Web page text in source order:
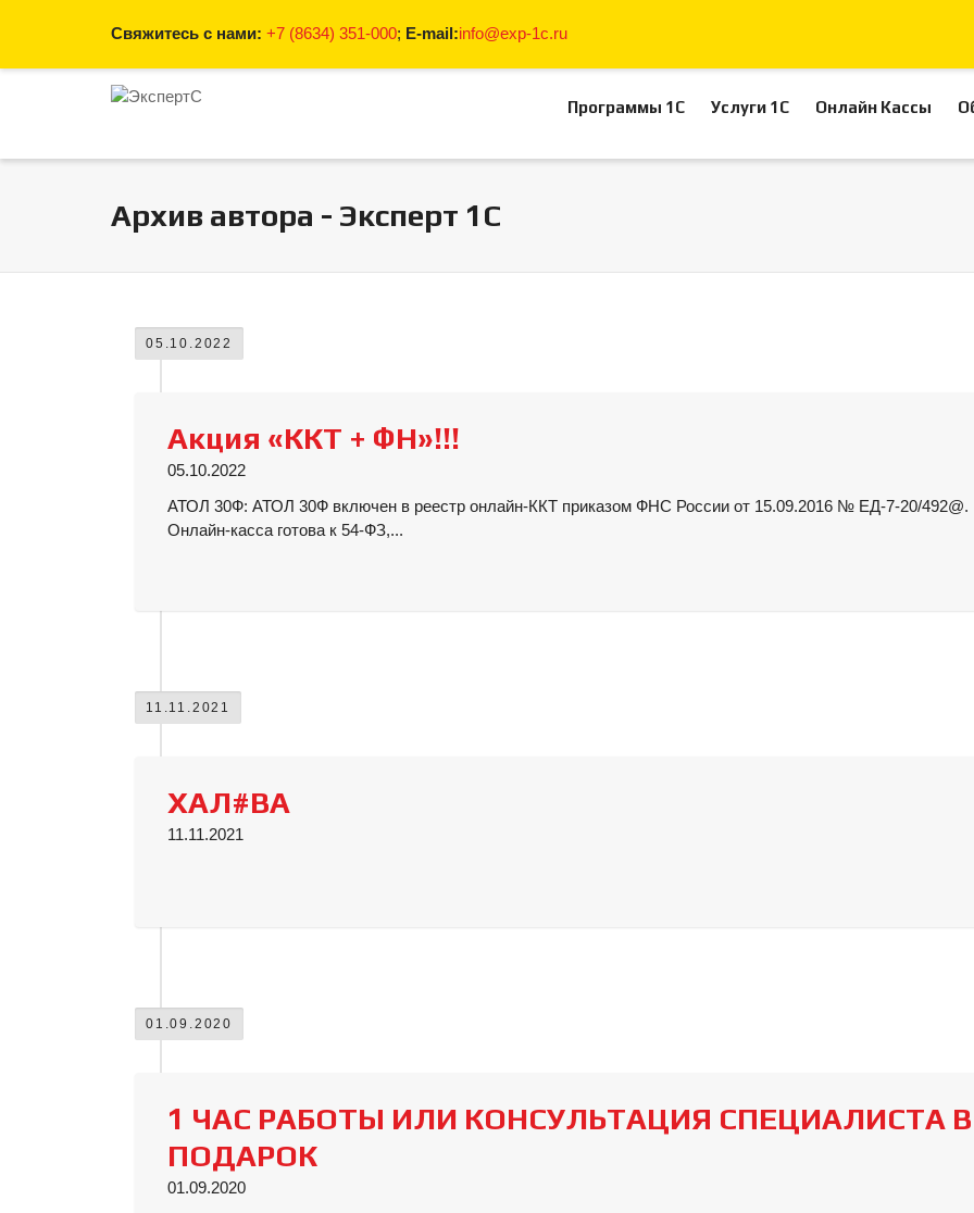
Свяжитесь с нами: +7 (8634) 351-000; E-mail:info@exp-1c.ru
Программы 1С Услуги 1С Онлайн Кассы
Архив автора - Эксперт 1С
05.10.2022
Акция «ККТ + ФН»!!!
05.10.2022
АТОЛ 30Ф: АТОЛ 30Ф включен в реестр онлайн-ККТ приказом ФНС России от 15.09.2016 № ЕД-7-20/492@.
Онлайн-касса готова к 54-ФЗ,...
11.11.2021
ХАЛ#ВА
11.11.2021
01.09.2020
1 ЧАС РАБОТЫ ИЛИ КОНСУЛЬТАЦИЯ СПЕЦИАЛИСТА В
ПОДАРОК
01.09.2020